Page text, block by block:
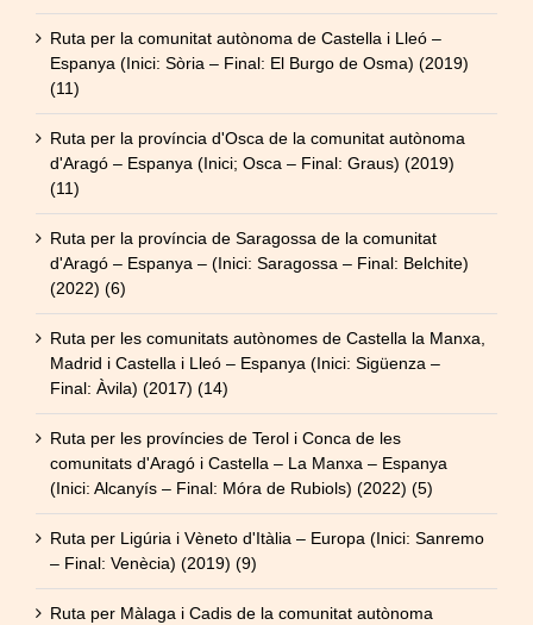
Ruta per la comunitat autònoma de Castella i Lleó –
Espanya (Inici: Sòria – Final: El Burgo de Osma) (2019)
(11)
Ruta per la província d'Osca de la comunitat autònoma
d'Aragó – Espanya (Inici; Osca – Final: Graus) (2019)
(11)
Ruta per la província de Saragossa de la comunitat
d'Aragó – Espanya – (Inici: Saragossa – Final: Belchite)
(2022) (6)
Ruta per les comunitats autònomes de Castella la Manxa,
Madrid i Castella i Lleó – Espanya (Inici: Sigüenza –
Final: Àvila) (2017) (14)
Ruta per les províncies de Terol i Conca de les
comunitats d'Aragó i Castella – La Manxa – Espanya
(Inici: Alcanyís – Final: Móra de Rubiols) (2022) (5)
Ruta per Ligúria i Vèneto d'Itàlia – Europa (Inici: Sanremo
– Final: Venècia) (2019) (9)
Ruta per Màlaga i Cadis de la comunitat autònoma